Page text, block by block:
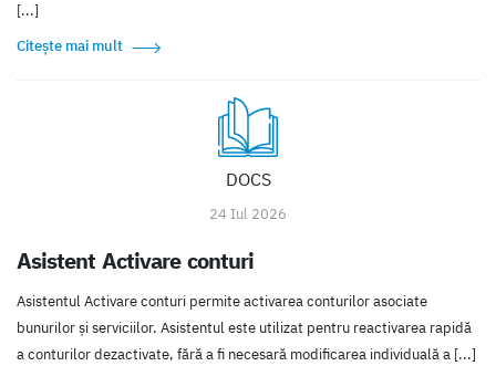
[...]
Citește mai mult
DOCS
24 Iul 2026
Asistent Activare conturi
Asistentul Activare conturi permite activarea conturilor asociate
bunurilor și serviciilor. Asistentul este utilizat pentru reactivarea rapidă
a conturilor dezactivate, fără a fi necesară modificarea individuală a [...]